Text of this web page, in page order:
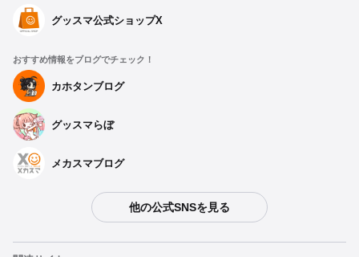
グッスマ公式ショップX
おすすめ情報をブログでチェック！
カホタンブログ
グッスマらぼ
メカスマブログ
他の公式SNSを見る